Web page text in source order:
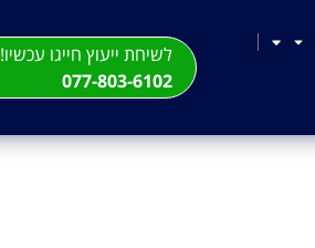
לשיחת ייעוץ חייגו עכשיו!
077-803-6102